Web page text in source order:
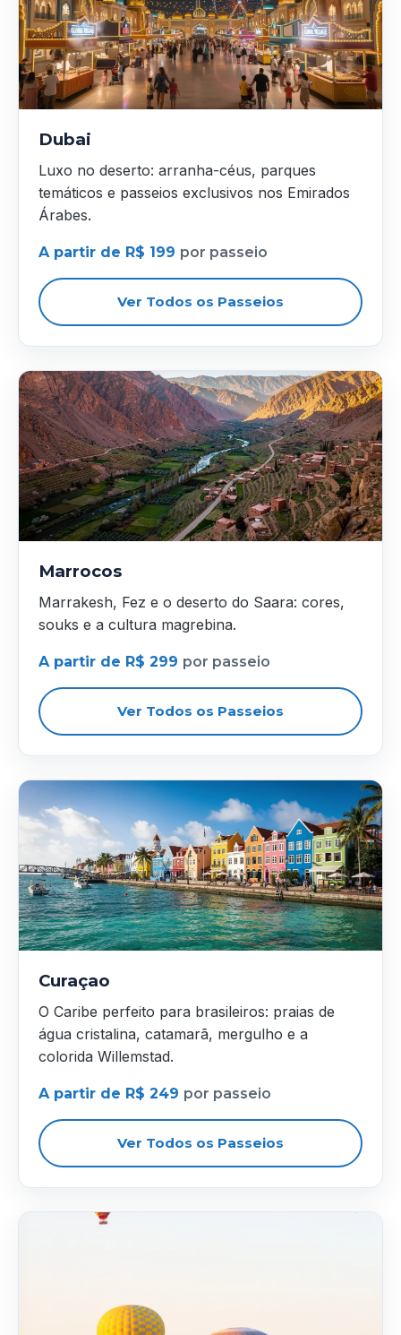
Dubai
Luxo no deserto: arranha-céus, parques
temáticos e passeios exclusivos nos Emirados
Árabes.
A partir de R$ 199 por passeio
Ver Todos os Passeios
Marrocos
Marrakesh, Fez e o deserto do Saara: cores,
souks e a cultura magrebina.
A partir de R$ 299 por passeio
Ver Todos os Passeios
Curaçao
O Caribe perfeito para brasileiros: praias de
água cristalina, catamarã, mergulho e a
colorida Willemstad.
A partir de R$ 249 por passeio
Ver Todos os Passeios